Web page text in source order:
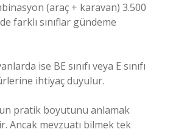
(araç + karavan) 3.500
farklı sınıflar gündeme
ise BE sınıfı veya E sınıfı
ihtiyaç duyulur.
pratik boyutunu anlamak
Ancak mevzuatı bilmek tek